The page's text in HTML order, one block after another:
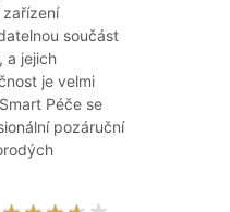
součást
a jejich
je velmi
Péče se
pozáruční